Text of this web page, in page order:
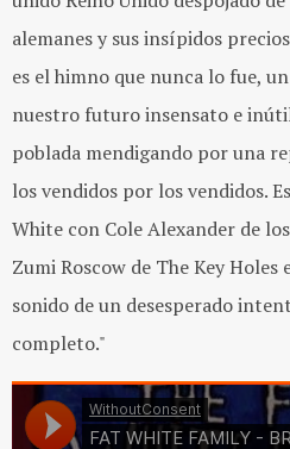
alemanes y sus insípidos
es el himno que nunca lo fue,
nuestro futuro insensato e
poblada mendigando por una
los vendidos por los vendidos.
White con Cole Alexander de
Zumi Roscow de The Key
sonido de un desesperado
completo."